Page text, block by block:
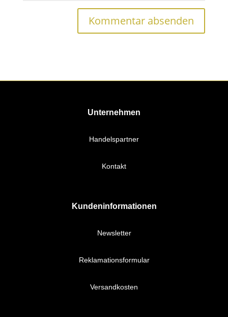
Unternehmen
Handelspartner
Kontakt
Kundeninformationen
Newsletter
Reklamationsformular
Versandkosten